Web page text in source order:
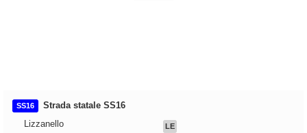
SS16
Strada statale SS16
Lizzanello
LE